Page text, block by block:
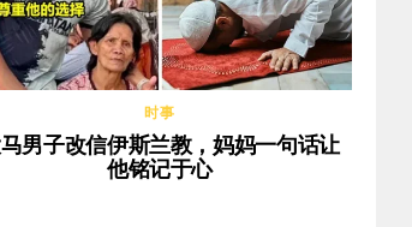
时事
男子改信伊斯兰教，妈妈一句话让
他铭记于心